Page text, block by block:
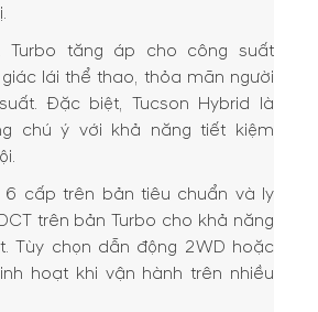
Turbo tăng áp cho công suất
lái thể thao, thỏa mãn người
Đặc biệt, Tucson Hybrid là
chú ý với khả năng tiết kiệm
6 cấp trên bản tiêu chuẩn và ly
trên bản Turbo cho khả năng
Tùy chọn dẫn động 2WD hoặc
hoạt khi vận hành trên nhiều